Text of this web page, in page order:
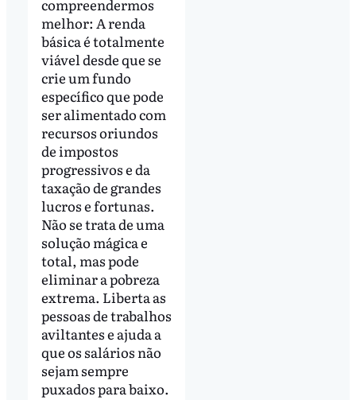
compreendermos
melhor: A renda
básica é totalmente
viável desde que se
crie um fundo
específico que pode
ser alimentado com
recursos oriundos
de impostos
progressivos e da
taxação de grandes
lucros e fortunas.
Não se trata de uma
solução mágica e
total, mas pode
eliminar a pobreza
extrema. Liberta as
pessoas de trabalhos
aviltantes e ajuda a
que os salários não
sejam sempre
puxados para baixo.